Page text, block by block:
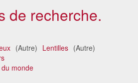
de recherche.
(Autre) Lentilles (Autre)
monde